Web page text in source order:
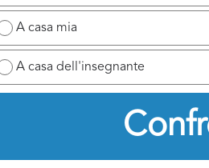
A casa mia
A casa dell'insegnante